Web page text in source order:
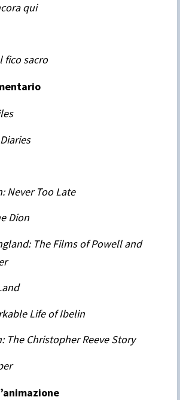
qui
fico sacro
Never Too Late
Dion
The Films of Powell and
Life of Ibelin
The Christopher Reeve Story